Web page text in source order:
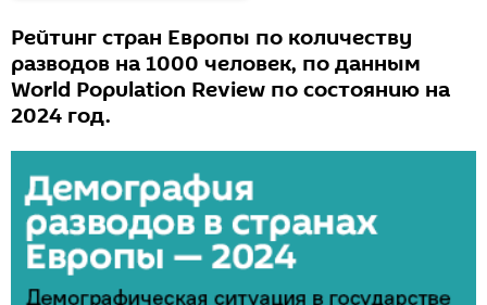
Рейтинг стран Европы по количеству
разводов на 1000 человек, по данным
World Population Review по состоянию на
2024 год.